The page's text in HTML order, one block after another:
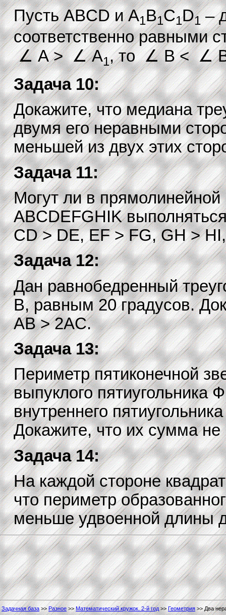
Пусть ABCD и A1B1C1D1–
соответственно равными
∠ A > ∠ A1, то ∠ B < ∠
Задача 10:
Докажите, что медиана
двумя его неравными
меньшей из двух этих
Задача 11:
Могут ли в прямолинейной
ABCDEFGHIK
CD > DE, EF > FG, GH >
Задача 12:
Дан равнобедренный
B, равным 20 градусов.
AB > 2AC.
Задача 13:
Периметр пятиконечной
выпуклого пятиугольника
внутреннего
Докажите, что их сумма
Задача 14:
На каждой стороне
что периметр
меньше удвоенной длины
Задачная база>>Разное >>Математический кружок. 2-й год>>Геометрия >> Два